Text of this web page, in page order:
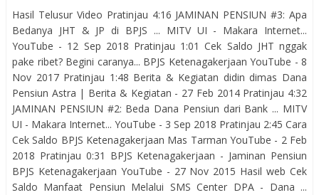
Hasil Telusur Video Pratinjau 4:16 JAMINAN PENSIUN #3: Apa
Bedanya JHT & JP di BPJS ... MITV UI - Makara Internet...
YouTube - 12 Sep 2018 Pratinjau 1:01 Cek Saldo JHT nggak
pake ribet? Begini caranya... BPJS Ketenagakerjaan YouTube - 8
Nov 2017 Pratinjau 1:48 Berita & Kegiatan didin dimas Dana
Pensiun Astra | Berita & Kegiatan - 27 Feb 2014 Pratinjau 4:32
JAMINAN PENSIUN #2: Beda Dana Pensiun dari Bank ... MITV
UI - Makara Internet... YouTube - 3 Sep 2018 Pratinjau 2:45 Cara
Cek Saldo BPJS Ketenagakerjaan Mas Tarman YouTube - 2 Feb
2018 Pratinjau 0:31 BPJS Ketenagakerjaan - Jaminan Pensiun
BPJS Ketenagakerjaan YouTube - 27 Nov 2015 Hasil web Cek
Saldo Manfaat Pensiun Melalui SMS Center DPA - Dana ...